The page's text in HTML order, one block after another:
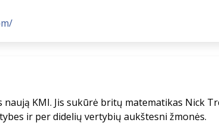
naują KMI. Jis sukūrė britų matematikas Nick
ir per didelių vertybių aukštesni žmonės.